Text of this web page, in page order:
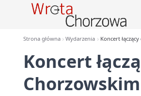
Strona główna Wydarzenia Koncert
Koncert